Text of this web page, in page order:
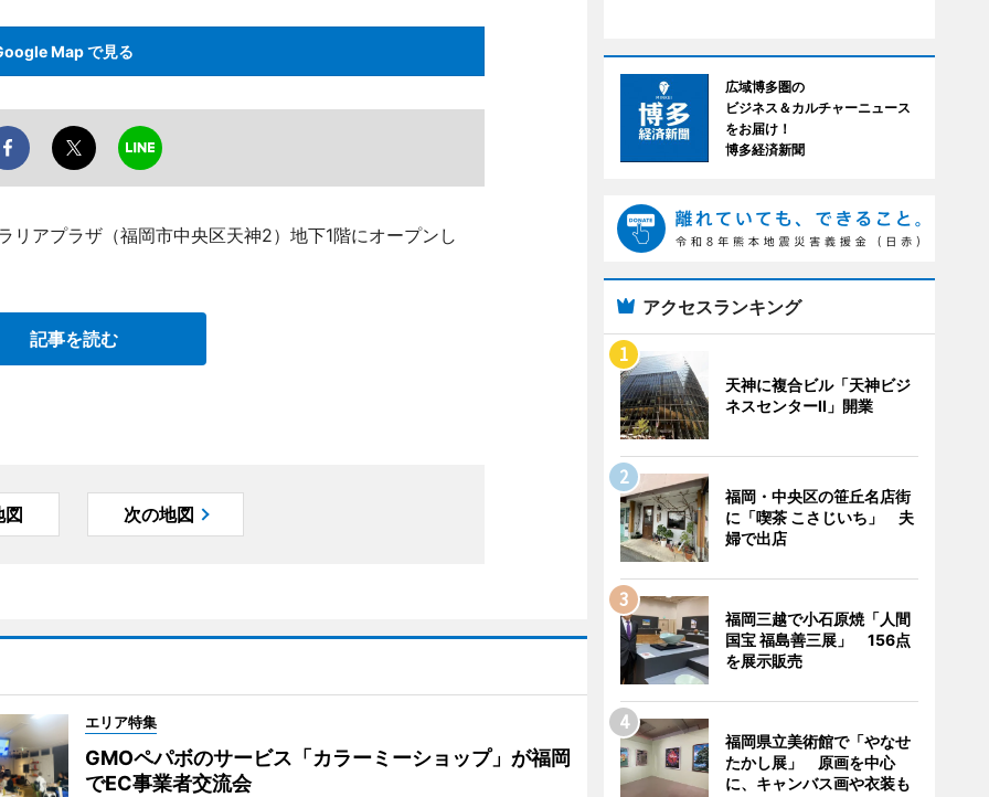
Map で見る
アプラザ（福岡市中央区天神2）地下1階にオープンし
記事を読む
図 次の地図
エリア特集
GMOペパボのサービス「カラーミーショップ」が福岡
でEC事業者交流会
広域博多圏の
ビジネス＆カルチャーニュース
をお届け！
博多経済新聞
アクセスランキング
天神に複合ビル「天神ビジ
ネスセンターII」開業
福岡・中央区の笹丘名店街
に「喫茶 こさじいち」 夫
婦で出店
福岡三越で小石原焼「人間
国宝 福島善三展」 156点
を展示販売
福岡県立美術館で「やなせ
たかし展」 原画を中心
に、キャンバス画や衣装も